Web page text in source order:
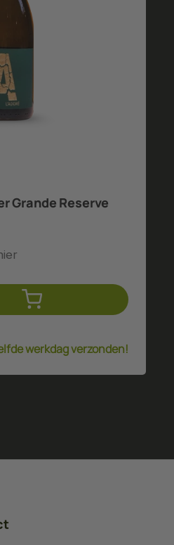
Grande Reserve
werkdag verzonden!